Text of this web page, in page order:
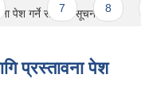
… 7 8
पेश गर्ने सम्बन्धी सूचना ।
प्रस्तावना पेश